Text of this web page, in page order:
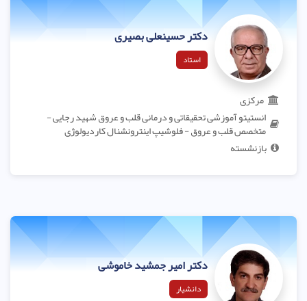
دکتر حسینعلی بصیری
استاد
مرکزی
انستیتو آموزشی تحقیقاتی و درمانی قلب و عروق شهید رجایی -
متخصص قلب و عروق - فلوشیپ اینترونشنال کاردیولوژی
بازنشسته
دکتر امیر جمشید خاموشی
دانشیار